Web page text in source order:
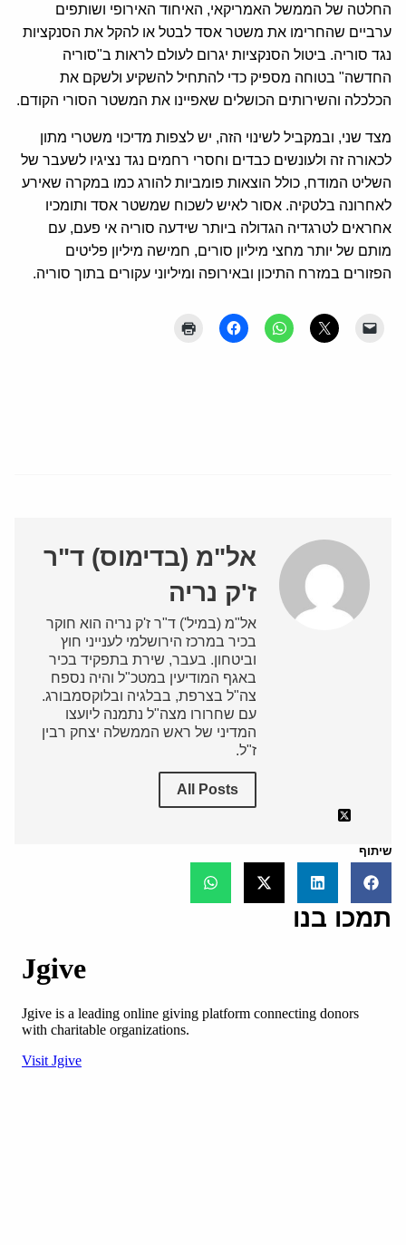
החלטה של הממשל האמריקאי, האיחוד האירופי ושותפים
ערביים שהחרימו את משטר אסד לבטל או להקל את הסנקציות
נגד סוריה. ביטול הסנקציות יגרום לעולם לראות ב"סוריה
החדשה" בטוחה מספיק כדי להתחיל להשקיע ולשקם את
הכלכלה והשירותים הכושלים שאפיינו את המשטר הסורי הקודם.
מצד שני, ובמקביל לשינוי הזה, יש לצפות מדיכוי משטרי מתון
לכאורה זה ולעונשים כבדים וחסרי רחמים נגד נציגיו לשעבר של
השליט המודח, כולל הוצאות פומביות להורג כמו במקרה שאירע
לאחרונה בלטקיה. אסור לאיש לשכוח שמשטר אסד ותומכיו
אחראים לטרגדיה הגדולה ביותר שידעה סוריה אי פעם, עם
מותם של יותר מחצי מיליון סורים, חמישה מיליון פליטים
הפזורים במזרח התיכון ובאירופה ומיליוני עקורים בתוך סוריה.
אל"מ (בדימוס) ד"ר
ז'ק נריה
אל"מ (במיל') ד"ר ז'ק נריה הוא חוקר
בכיר במרכז הירושלמי לענייני חוץ
וביטחון. בעבר, שירת בתפקיד בכיר
באגף המודיעין במטכ"ל והיה נספח
צה"ל בצרפת, בבלגיה ובלוקסמבורג.
עם שחרורו מצה"ל נתמנה ליועצו
המדיני של ראש הממשלה יצחק רבין
ז"ל.
All Posts
שיתוף
תמכו בנו